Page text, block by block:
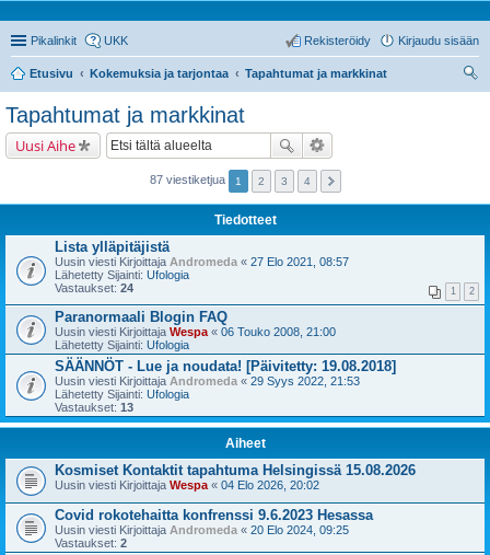
Pikalinkit UKK Kirjaudu sisään
Rekisteröidy
Etusivu Kokemuksia ja tarjontaa
Tapahtumat ja markkinat
Tapahtumat ja markkinat
Uusi Aihe
87 viestiketjua 1 2 3 4
Tiedotteet
Lista ylläpitäjistä
Uusin viesti Kirjoittaja Andromeda « 27 Elo 2021, 08:57
Lähetetty Sijainti: Ufologia
Vastaukset: 24 1 2
Paranormaali Blogin FAQ
Uusin viesti Kirjoittaja Wespa « 06 Touko 2008, 21:00
Lähetetty Sijainti: Ufologia
SÄÄNNÖT - Lue ja noudata! [Päivitetty: 19.08.2018]
Uusin viesti Kirjoittaja Andromeda « 29 Syys 2022, 21:53
Lähetetty Sijainti: Ufologia
Vastaukset: 13
Aiheet
Kosmiset Kontaktit tapahtuma Helsingissä 15.08.2026
Uusin viesti Kirjoittaja Wespa « 04 Elo 2026, 20:02
Covid rokotehaitta konfrenssi 9.6.2023 Hesassa
Uusin viesti Kirjoittaja Andromeda « 20 Elo 2024, 09:25
Vastaukset: 2